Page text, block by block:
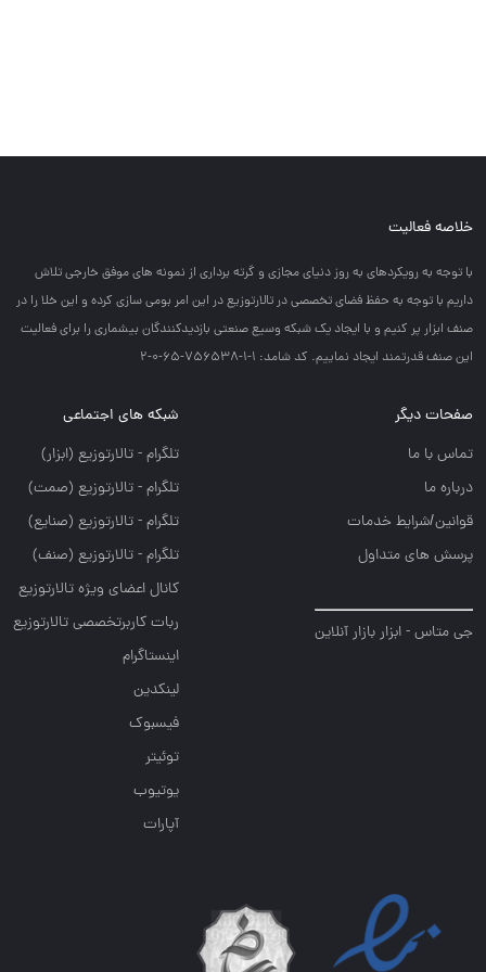
خلاصه فعالیت
با توجه به رويكردهاي به روز دنياي مجازي و گرته برداري از نمونه هاي موفق خارجي تلاش
داريم با توجه به حفظ فضاي تخصصي در تالارتوزيع در اين امر بومي سازي كرده و اين خلا را در
صنف ابزار پر كنيم و با ايجاد يك شبكه وسيع صنعتي بازديدكنندگان بيشماري را براي فعاليت
اين صنف قدرتمند ايجاد نماييم. کد شامد: 1-1-756538-65-0-2
صفحات دیگر
تماس با ما
درباره ما
قوانین/شرایط خدمات
پرسش های متداول
جی متاس - ابزار بازار آنلاین
شبکه های اجتماعی
تلگرام - تالارتوزيع (ابزار)
تلگرام - تالارتوزيع (صمت)
تلگرام - تالارتوزيع (صنايع)
تلگرام - تالارتوزیع (صنف)
کانال اعضای ویژه تالارتوزیع
ربات کاربرتخصصی تالارتوزیع
اینستاگرام
لینکدین
فیسبوک
توئیتر
یوتیوب
آپارات